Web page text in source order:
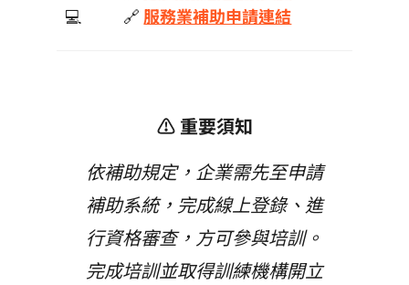
💻
🔗 服務業補助申請連結
⚠️ 重要須知
依補助規定，企業需先至申請
補助系統，完成線上登錄、進
行資格審查，方可參與培訓。
完成培訓並取得訓練機構開立